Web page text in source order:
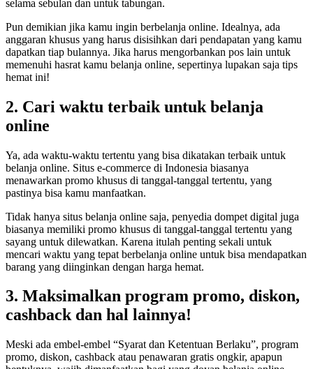
selama sebulan dan untuk tabungan.
Pun demikian jika kamu ingin berbelanja online. Idealnya, ada
anggaran khusus yang harus disisihkan dari pendapatan yang kamu
dapatkan tiap bulannya. Jika harus mengorbankan pos lain untuk
memenuhi hasrat kamu belanja online, sepertinya lupakan saja tips
hemat ini!
2. Cari waktu terbaik untuk belanja
online
Ya, ada waktu-waktu tertentu yang bisa dikatakan terbaik untuk
belanja online. Situs e-commerce di Indonesia biasanya
menawarkan promo khusus di tanggal-tanggal tertentu, yang
pastinya bisa kamu manfaatkan.
Tidak hanya situs belanja online saja, penyedia dompet digital juga
biasanya memiliki promo khusus di tanggal-tanggal tertentu yang
sayang untuk dilewatkan. Karena itulah penting sekali untuk
mencari waktu yang tepat berbelanja online untuk bisa mendapatkan
barang yang diinginkan dengan harga hemat.
3. Maksimalkan program promo, diskon,
cashback dan hal lainnya!
Meski ada embel-embel “Syarat dan Ketentuan Berlaku”, program
promo, diskon, cashback atau penawaran gratis ongkir, apapun